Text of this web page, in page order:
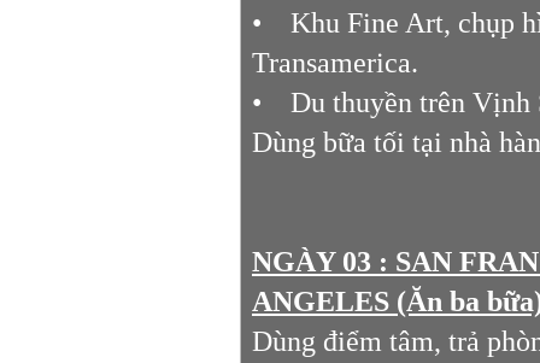
• Khu Fine Art, chụp
Transamerica.
• Du thuyền trên Vịnh
Dùng bữa tối tại nhà
NGÀY 03 : SAN
ANGELES (Ăn ba
Dùng điểm tâm, trả